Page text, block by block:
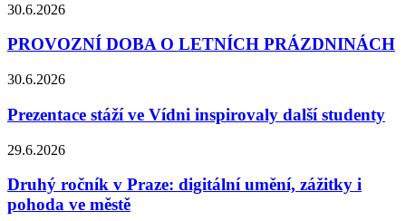
30.6.2026
PROVOZNÍ DOBA O LETNÍCH PRÁZDNINÁCH
30.6.2026
Prezentace stáží ve Vídni inspirovaly další studenty
29.6.2026
Druhý ročník v Praze: digitální umění, zážitky i
pohoda ve městě